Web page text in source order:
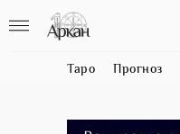
Таро Прогноз